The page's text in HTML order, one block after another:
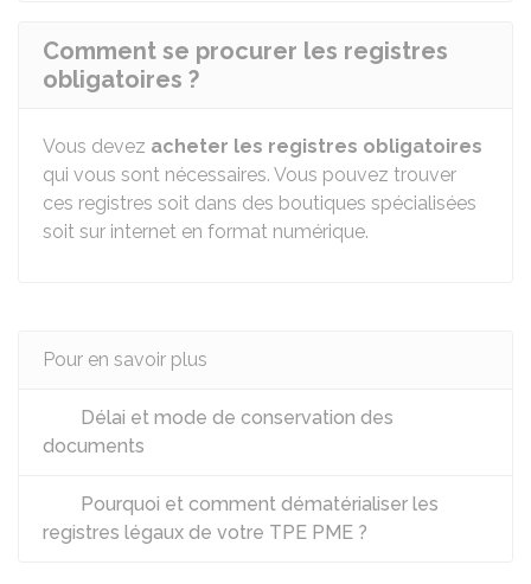
Comment se procurer les registres
obligatoires ?
Vous devez acheter les registres obligatoires
qui vous sont nécessaires. Vous pouvez trouver
ces registres soit dans des boutiques spécialisées
soit sur internet en format numérique.
Pour en savoir plus
Délai et mode de conservation des
documents
Pourquoi et comment dématérialiser les
registres légaux de votre TPE PME ?